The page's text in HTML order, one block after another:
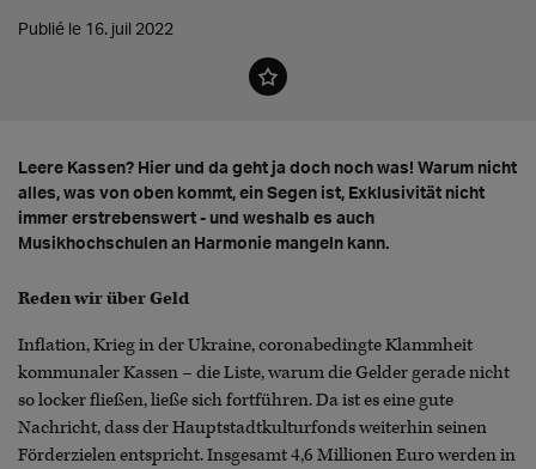
Publié le 16. juil 2022
Leere Kassen? Hier und da geht ja doch noch was! Warum nicht
alles, was von oben kommt, ein Segen ist, Exklusivität nicht
immer erstrebenswert - und weshalb es auch
Musikhochschulen an Harmonie mangeln kann.
Reden wir über Geld
Inflation, Krieg in der Ukraine, coronabedingte Klammheit
kommunaler Kassen – die Liste, warum die Gelder gerade nicht
so locker fließen, ließe sich fortführen. Da ist es eine gute
Nachricht, dass der Hauptstadtkulturfonds weiterhin seinen
Förderzielen entspricht. Insgesamt 4,6 Millionen Euro werden in